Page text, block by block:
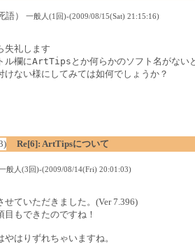
語）
一般人(1回)-(2009/08/15(Sat) 21:15:16)
失礼します
ル欄にArtTipsとか何らかのソフト名がない
けない様にしてみては如何でしょうか？
Re[6]: ArtTipsについて
般人(3回)-(2009/08/14(Fri) 20:01:03)
せていただきました。(Ver 7.396)
目もできたのですね！
やはりずれちゃいますね。